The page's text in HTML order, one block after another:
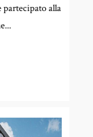
partecipato alla